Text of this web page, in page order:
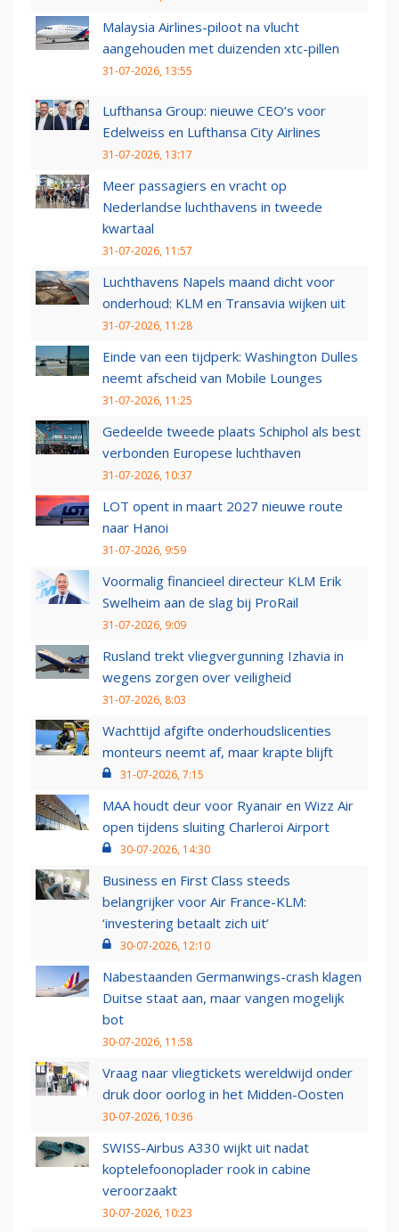
Malaysia Airlines-piloot na vlucht
aangehouden met duizenden xtc-pillen
31-07-2026, 13:55
Lufthansa Group: nieuwe CEO’s voor
Edelweiss en Lufthansa City Airlines
31-07-2026, 13:17
Meer passagiers en vracht op
Nederlandse luchthavens in tweede
kwartaal
31-07-2026, 11:57
Luchthavens Napels maand dicht voor
onderhoud: KLM en Transavia wijken uit
31-07-2026, 11:28
Einde van een tijdperk: Washington Dulles
neemt afscheid van Mobile Lounges
31-07-2026, 11:25
Gedeelde tweede plaats Schiphol als best
verbonden Europese luchthaven
31-07-2026, 10:37
LOT opent in maart 2027 nieuwe route
naar Hanoi
31-07-2026, 9:59
Voormalig financieel directeur KLM Erik
Swelheim aan de slag bij ProRail
31-07-2026, 9:09
Rusland trekt vliegvergunning Izhavia in
wegens zorgen over veiligheid
31-07-2026, 8:03
Wachttijd afgifte onderhoudslicenties
monteurs neemt af, maar krapte blijft
31-07-2026, 7:15
MAA houdt deur voor Ryanair en Wizz Air
open tijdens sluiting Charleroi Airport
30-07-2026, 14:30
Business en First Class steeds
belangrijker voor Air France-KLM:
‘investering betaalt zich uit’
30-07-2026, 12:10
Nabestaanden Germanwings-crash klagen
Duitse staat aan, maar vangen mogelijk
bot
30-07-2026, 11:58
Vraag naar vliegtickets wereldwijd onder
druk door oorlog in het Midden-Oosten
30-07-2026, 10:36
SWISS-Airbus A330 wijkt uit nadat
koptelefoonoplader rook in cabine
veroorzaakt
30-07-2026, 10:23